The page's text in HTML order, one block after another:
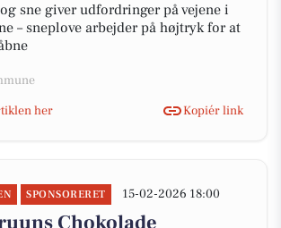
sne giver udfordringer på vejene i
– sneplove arbejder på højtryk for at
her
Kopiér link
SPONSORERET 15-02-2026 18:00
Chokolade